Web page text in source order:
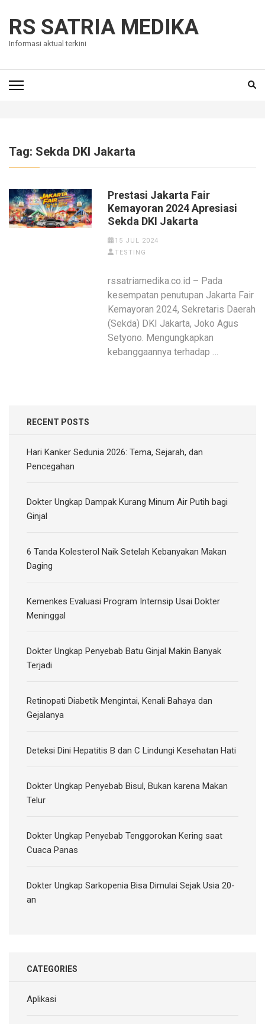
content
(Press
RS SATRIA MEDIKA
Informasi aktual terkini
Tag: Sekda DKI Jakarta
Prestasi Jakarta Fair
Kemayoran 2024 Apresiasi
Sekda DKI Jakarta
15 JUL 2024
TESTING
rssatriamedika.co.id – Pada
kesempatan penutupan Jakarta Fair
Kemayoran 2024, Sekretaris Daerah
(Sekda) DKI Jakarta, Joko Agus
Setyono. Mengungkapkan
kebanggaannya terhadap …
RECENT POSTS
Hari Kanker Sedunia 2026: Tema, Sejarah, dan
Pencegahan
Dokter Ungkap Dampak Kurang Minum Air Putih bagi
Ginjal
6 Tanda Kolesterol Naik Setelah Kebanyakan Makan
Daging
Kemenkes Evaluasi Program Internsip Usai Dokter
Meninggal
Dokter Ungkap Penyebab Batu Ginjal Makin Banyak
Terjadi
Retinopati Diabetik Mengintai, Kenali Bahaya dan
Gejalanya
Deteksi Dini Hepatitis B dan C Lindungi Kesehatan Hati
Dokter Ungkap Penyebab Bisul, Bukan karena Makan
Telur
Dokter Ungkap Penyebab Tenggorokan Kering saat
Cuaca Panas
Dokter Ungkap Sarkopenia Bisa Dimulai Sejak Usia 20-
an
CATEGORIES
Aplikasi